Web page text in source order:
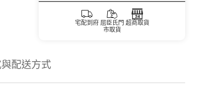
宅配到府 屈臣氏門
市取貨
超商取貨
配送方式